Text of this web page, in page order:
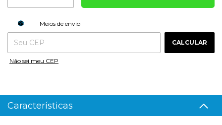
Entregas para o CEP:
Meios de envio
CALCULAR
Não sei meu CEP
Características